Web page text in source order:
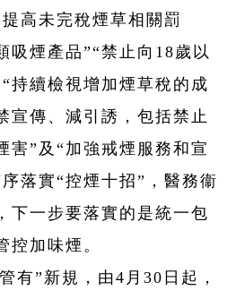
高未完稅煙草相關罰
吸煙產品”“禁止向18歲以
持續檢視增加煙草稅的成
宣傳、減引誘，包括禁止
害”及“加強戒煙服務和宣
落實“控煙十招”，醫務衞
下一步要落實的是統一包
控加味煙。
有”新規，由4月30日起，